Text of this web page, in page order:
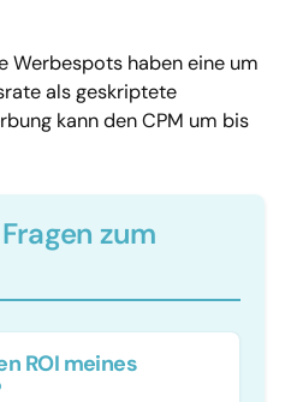
Werbespots haben eine um
als geskriptete
kann den CPM um bis
zum
ROI meines